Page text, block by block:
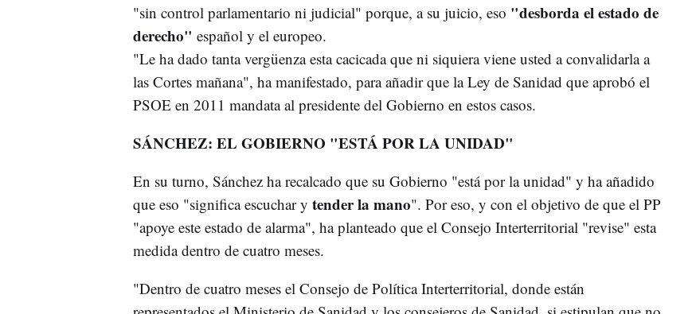
"sin control parlamentario ni judicial" porque, a su juicio, eso "desborda el estado de
derecho" español y el europeo.
"Le ha dado tanta vergüenza esta cacicada que ni siquiera viene usted a convalidarla a
las Cortes mañana", ha manifestado, para añadir que la Ley de Sanidad que aprobó el
PSOE en 2011 mandata al presidente del Gobierno en estos casos.
SÁNCHEZ: EL GOBIERNO "ESTÁ POR LA UNIDAD"
En su turno, Sánchez ha recalcado que su Gobierno "está por la unidad" y ha añadido
que eso "significa escuchar y tender la mano". Por eso, y con el objetivo de que el PP
"apoye este estado de alarma", ha planteado que el Consejo Interterritorial "revise" esta
medida dentro de cuatro meses.
"Dentro de cuatro meses el Consejo de Política Interterritorial, donde están